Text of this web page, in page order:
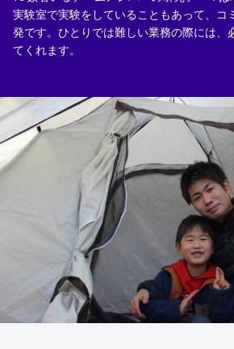
実験室で実験をしていることもあって、コ
発です。ひとりでは難しい業務の際には、
てくれます。